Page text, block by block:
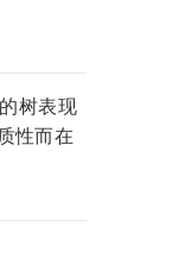
树表现
性而在